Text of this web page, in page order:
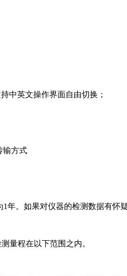
中英文操作界面自由切换；
输方式
。如果对仪器的检测数据有怀
量程在以下范围之内。